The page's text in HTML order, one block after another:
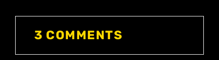
3 COMMENTS